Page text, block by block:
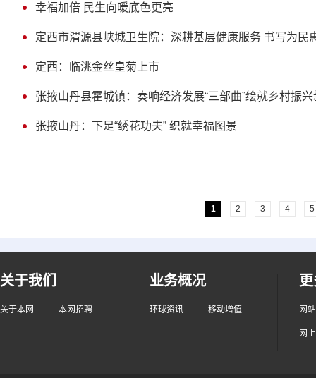
幸福加倍 民生向暖底色更亮
定西市渭源县峡城卫生院：深耕基层健康服务 书写为民
定西：临洮金丝皇菊上市
张掖山丹县霍城镇：奏响经济发展“三部曲”绘就乡村振
张掖山丹：下足“绣花功夫” 织就幸福图景
1 2 3 4 5
关于我们
关于本网 本网招聘
业务概况
环球资讯 移动增值 网
网